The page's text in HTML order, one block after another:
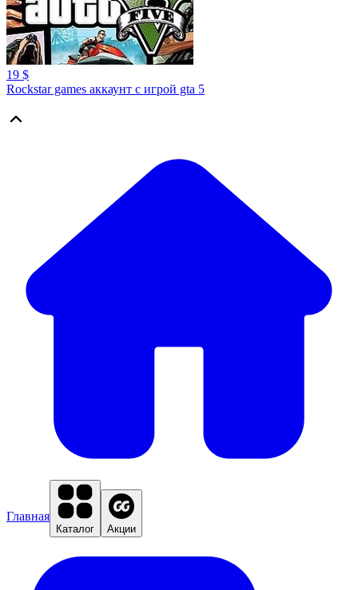
19 $
Rockstar games аккаунт с игрой gta 5
Главная
Каталог Акции